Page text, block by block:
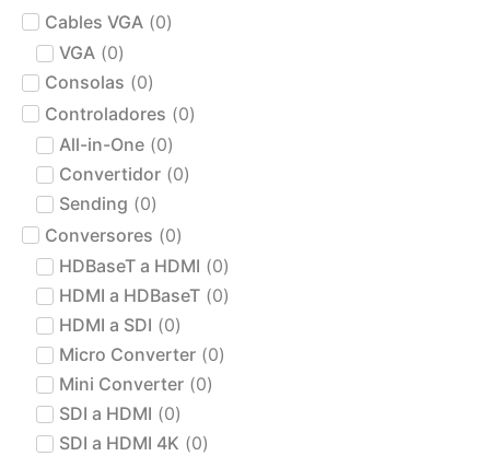
Cables VGA (0)
VGA (0)
Consolas (0)
Controladores (0)
All-in-One (0)
Convertidor (0)
Sending (0)
Conversores (0)
HDBaseT a HDMI (0)
HDMI a HDBaseT (0)
HDMI a SDI (0)
Micro Converter (0)
Mini Converter (0)
SDI a HDMI (0)
SDI a HDMI 4K (0)